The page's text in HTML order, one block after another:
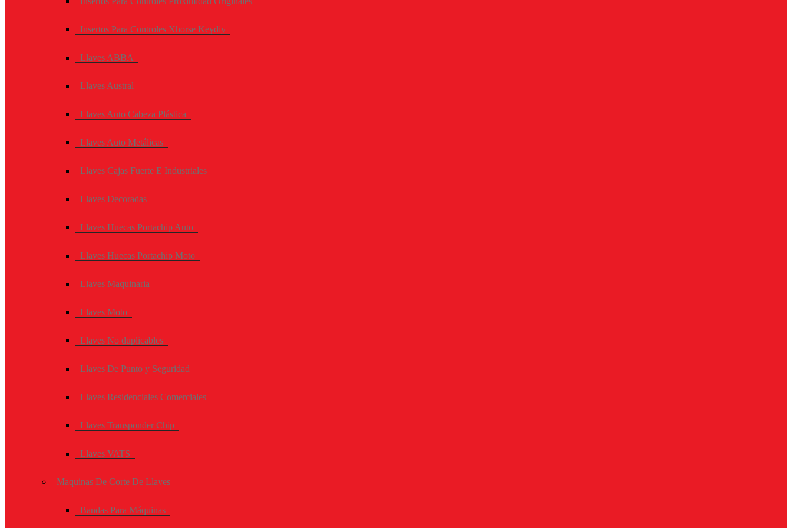
Insertos Para Controles Xhorse Keydiy
Llaves ABBA
Llaves Austral
Llaves Auto Cabeza Plástica
Llaves Auto Metálicas
Llaves Cajas Fuerte E Industriales
Llaves Decoradas
Llaves Huecas Portachip Auto
Llaves Huecas Portachip Moto
Llaves Maquinaria
Llaves Moto
Llaves No duplicables
Llaves De Punto y Seguridad
Llaves Residenciales Comerciales
Llaves Transponder Chip
Llaves VATS
Maquinas De Corte De Llaves
Bandas Para Máquinas